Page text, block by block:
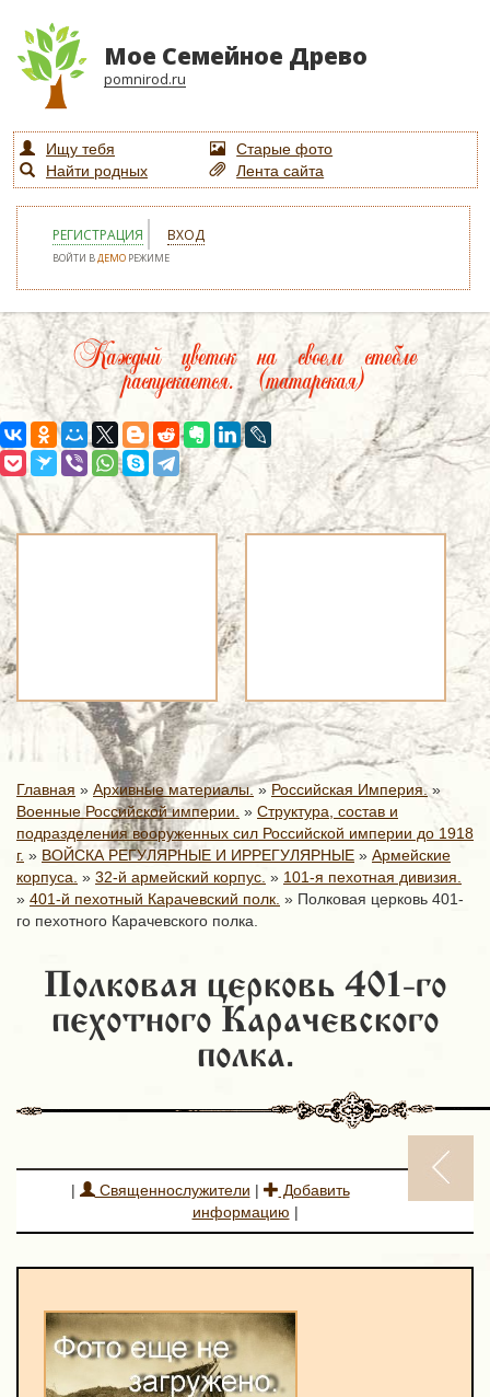
Мое Семейное Древо
pomnirod.ru
Ищу тебя
Старые фото
Найти родных
Лента сайта
РЕГИСТРАЦИЯ ВХОД
ВОЙТИ ВДЕМО РЕЖИМЕ
Каждый цветок на своем стебле
распускается. (татарская)
Главная » Архивные материалы.» Российская Империя. »
Военные Российской империи. » Структура, состав и
подразделения вооруженных сил Российской империи до 1918
г. » ВОЙСКА РЕГУЛЯРНЫЕ И ИРРЕГУЛЯРНЫЕ » Армейские
корпуса. » 32-й армейский корпус. » 101-я пехотная дивизия.
» 401-й пехотный Карачевский полк. » Полковая церковь 401-
го пехотного Карачевского полка.
Полковая церковь 401-го
пехотного Карачевского
полка.
| Священнослужители |
Добавить
информацию |